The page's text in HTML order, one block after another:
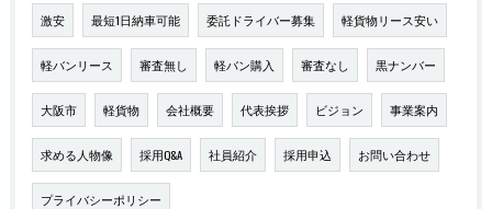
激安 最短1日納車可能 委託ドライバー募集 軽貨物リース安い
軽バンリース 審査無し 軽バン購入 審査なし 黒ナンバー
大阪市 軽貨物 会社概要 代表挨拶 ビジョン 事業案内
求める人物像 採用Q&A 社員紹介 採用申込 お問い合わせ
プライバシーポリシー